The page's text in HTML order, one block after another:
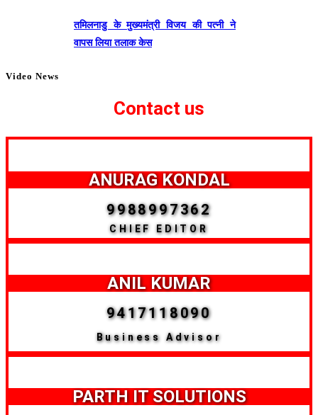
तमिलनाडु के मुख्यमंत्री विजय की पत्नी ने
वापस लिया तलाक केस
Video News
Contact us
ANURAG KONDAL
9988997362
CHIEF EDITOR
ANIL KUMAR
9417118090
Business Advisor
PARTH IT SOLUTIONS